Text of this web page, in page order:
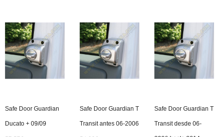
Safe Door Guardian
Ducato + 09/09
Safe Door Guardian T
Transit antes 06-2006
Safe Door Guardian T
Transit desde 06-